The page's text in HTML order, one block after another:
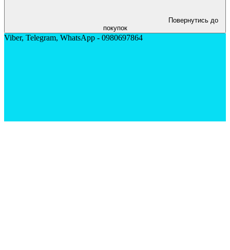
Повернутись до
покупок
Viber, Telegram, WhatsApp - 0980697864